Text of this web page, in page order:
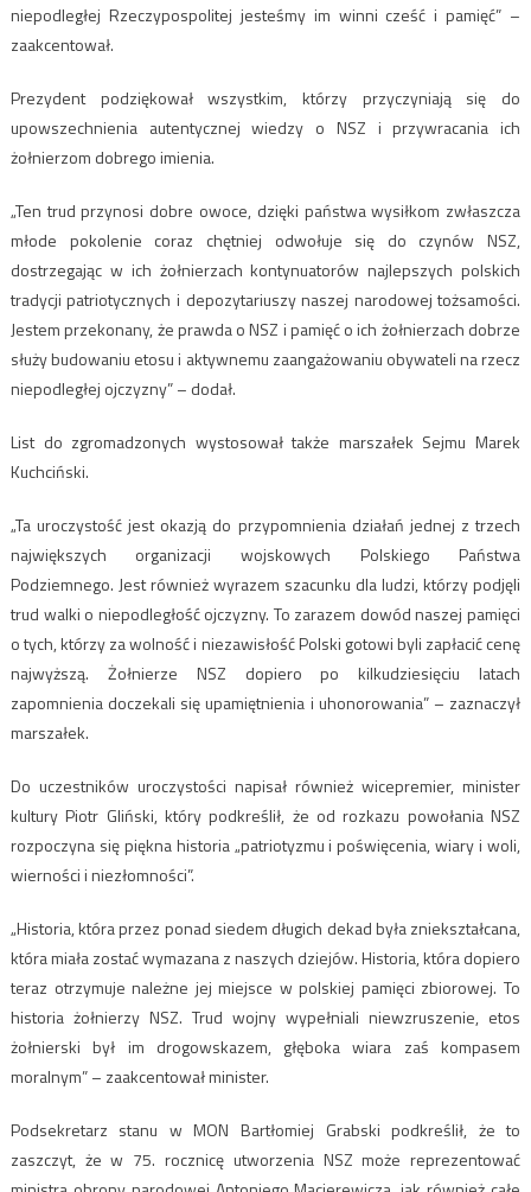
niepodległej Rzeczypospolitej jesteśmy im winni cześć i pamięć” –
zaakcentował.
Prezydent podziękował wszystkim, którzy przyczyniają się do
upowszechnienia autentycznej wiedzy o NSZ i przywracania ich
żołnierzom dobrego imienia.
„Ten trud przynosi dobre owoce, dzięki państwa wysiłkom zwłaszcza
młode pokolenie coraz chętniej odwołuje się do czynów NSZ,
dostrzegając w ich żołnierzach kontynuatorów najlepszych polskich
tradycji patriotycznych i depozytariuszy naszej narodowej tożsamości.
Jestem przekonany, że prawda o NSZ i pamięć o ich żołnierzach dobrze
służy budowaniu etosu i aktywnemu zaangażowaniu obywateli na rzecz
niepodległej ojczyzny” – dodał.
List do zgromadzonych wystosował także marszałek Sejmu Marek
Kuchciński.
„Ta uroczystość jest okazją do przypomnienia działań jednej z trzech
największych organizacji wojskowych Polskiego Państwa
Podziemnego. Jest również wyrazem szacunku dla ludzi, którzy podjęli
trud walki o niepodległość ojczyzny. To zarazem dowód naszej pamięci
o tych, którzy za wolność i niezawisłość Polski gotowi byli zapłacić cenę
najwyższą. Żołnierze NSZ dopiero po kilkudziesięciu latach
zapomnienia doczekali się upamiętnienia i uhonorowania” – zaznaczył
marszałek.
Do uczestników uroczystości napisał również wicepremier, minister
kultury Piotr Gliński, który podkreślił, że od rozkazu powołania NSZ
rozpoczyna się piękna historia „patriotyzmu i poświęcenia, wiary i woli,
wierności i niezłomności”.
„Historia, która przez ponad siedem długich dekad była zniekształcana,
która miała zostać wymazana z naszych dziejów. Historia, która dopiero
teraz otrzymuje należne jej miejsce w polskiej pamięci zbiorowej. To
historia żołnierzy NSZ. Trud wojny wypełniali niewzruszenie, etos
żołnierski był im drogowskazem, głęboka wiara zaś kompasem
moralnym” – zaakcentował minister.
Podsekretarz stanu w MON Bartłomiej Grabski podkreślił, że to
zaszczyt, że w 75. rocznicę utworzenia NSZ może reprezentować